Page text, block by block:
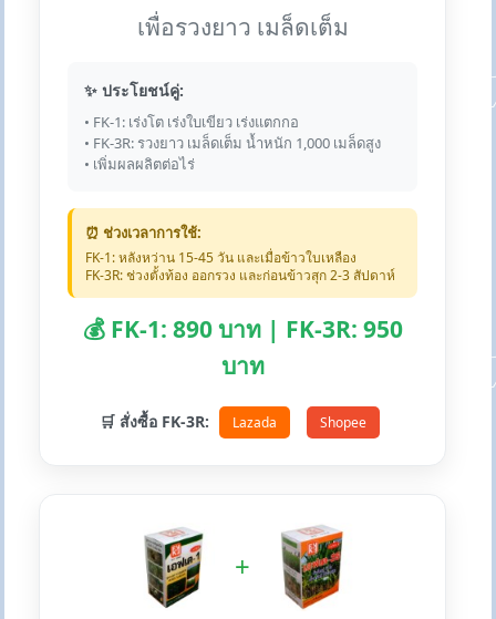
เพื่อรวงยาว เมล็ดเต็ม
✨ ประโยชน์คู่:
• FK-1: เร่งโต เร่งใบเขียว เร่งแตกกอ
• FK-3R: รวงยาว เมล็ดเต็ม น้ำหนัก 1,000 เมล็ดสูง
• เพิ่มผลผลิตต่อไร่
⏰ ช่วงเวลาการใช้:
FK-1: หลังหว่าน 15-45 วัน และเมื่อข้าวใบเหลือง
FK-3R: ช่วงตั้งท้อง ออกรวง และก่อนข้าวสุก 2-3 สัปดาห์
💰 FK-1: 890 บาท | FK-3R: 950
บาท
🛒 สั่งซื้อ FK-3R: Lazada Shopee
+